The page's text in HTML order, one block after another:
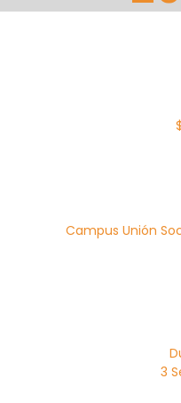
Campus Unión
3